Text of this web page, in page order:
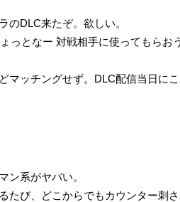
のDLC来たぞ。欲しい。
っとなー 対戦相手に使ってもらお
マッチングせず。DLC配信当日に
ン系がヤバい。
たび、どこからでもカウンター刺